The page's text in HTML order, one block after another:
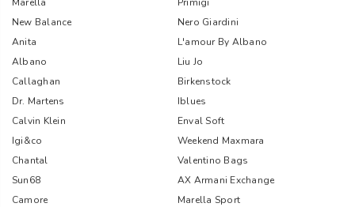
New Balance
Nero Giardini
Anita
L'amour By Albano
Albano
Liu Jo
Callaghan
Birkenstock
Dr. Martens
Iblues
Calvin Klein
Enval Soft
Igi&co
Weekend Maxmara
Chantal
Valentino Bags
Sun68
AX Armani Exchange
Camore
Marella Sport